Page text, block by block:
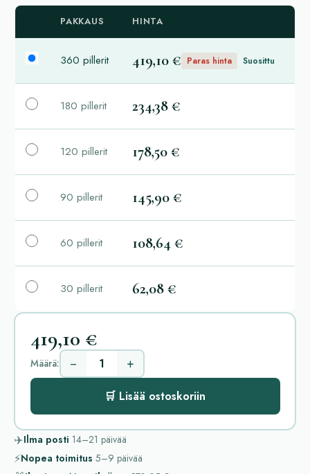
PAKKAUS HINTA
360 pillerit 419,10 € Paras hinta Suosittu
180 pillerit 234,38 €
120 pillerit 178,50 €
90 pillerit 145,90 €
60 pillerit 108,64 €
30 pillerit 62,08 €
419,10 €
Määrä: − +
🛒 Lisää ostoskoriin
✈️Ilma posti 14–21 päivää
⚡Nopea toimitus 5–9 päivää